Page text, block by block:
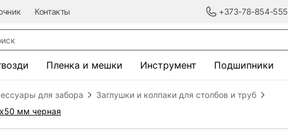
Контакты +373-78-854-555
Пленка и мешки Инструмент Подшипники
для забора
Заглушки и колпаки для столбов и труб
мм черная